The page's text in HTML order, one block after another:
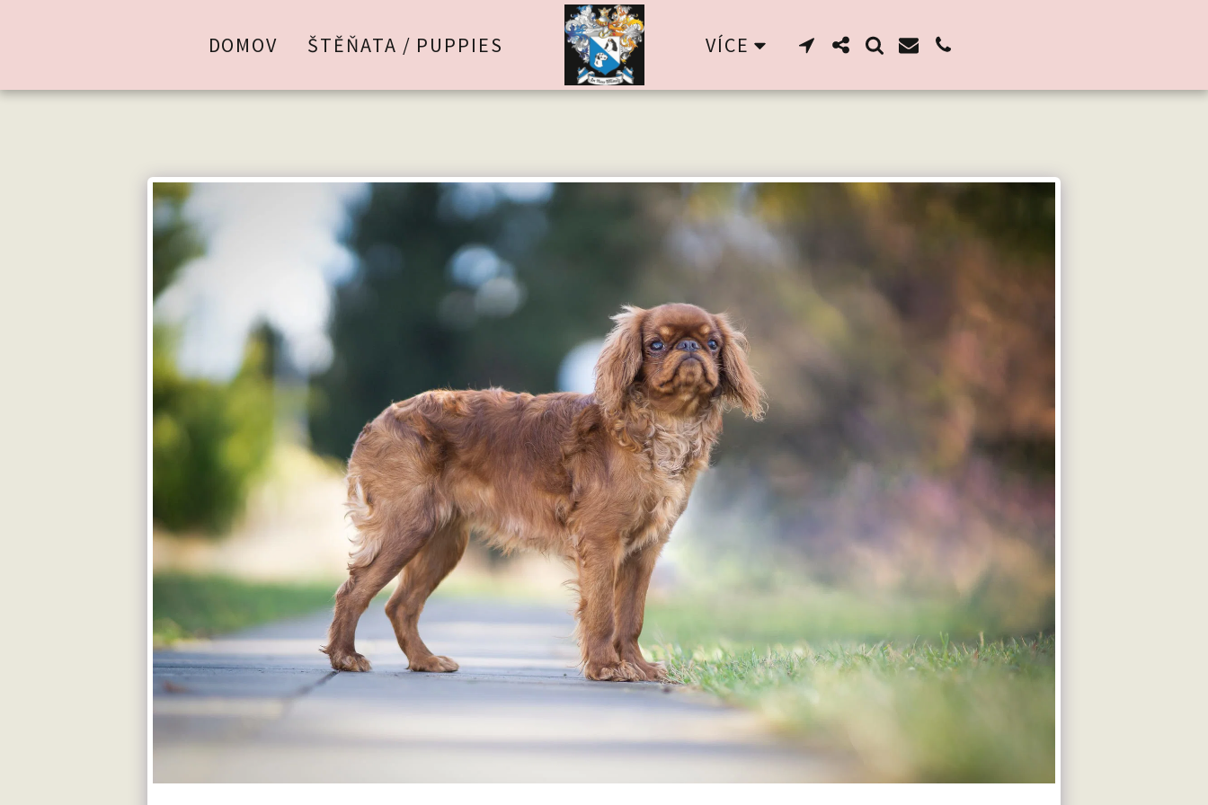
DOMOV ŠTĚŇATA / PUPPIES VÍCE